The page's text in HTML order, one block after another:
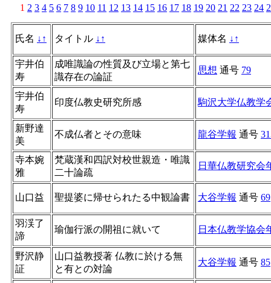
1 2 3 4 5 6 7 8 9 10 11 12 13 14 15 16 17 18 19 20 21 22 23 24
氏名 ↓ ↑ タイトル ↓ ↑ 媒体名 ↓ ↑
宇井伯
寿
成唯識論の性質及び立場と第七
識存在の論証
思想 通号 79
宇井伯
寿
印度仏教史研究所感 駒沢大学仏教学
新野達
美
不成仏者とその意味 龍谷学報 通号
寺本婉
雅
梵蔵漢和四訳対校世親造・唯識
二十論疏
日華仏教研究会
山口益 聖提婆に帰せられたる中観論書 大谷学報 通号 69
羽渓了
諦
瑜伽行派の開祖に就いて 日本仏教学協会
野沢静
証
山口益教授著 仏教に於ける無
と有との対論
大谷学報 通号 85